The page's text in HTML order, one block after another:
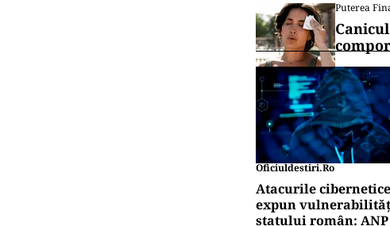
Puterea
Oficiuldestiri.ro
Atacurile cibernetice
expun
statului român: ANP